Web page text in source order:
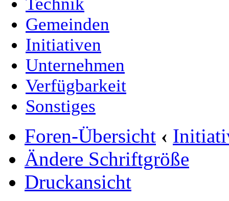
Gemeinden
Initiativen
Unternehmen
Verfügbarkeit
Sonstiges
Foren-Übersicht ‹
Ändere Schriftgröße
Druckansicht